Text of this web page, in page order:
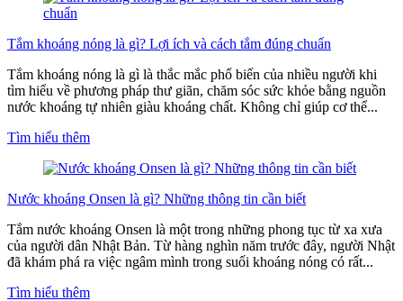
Tắm khoáng nóng là gì? Lợi ích và cách tắm đúng chuẩn
Tắm khoáng nóng là gì là thắc mắc phổ biến của nhiều người khi
tìm hiểu về phương pháp thư giãn, chăm sóc sức khỏe bằng nguồn
nước khoáng tự nhiên giàu khoáng chất. Không chỉ giúp cơ thể...
Tìm hiểu thêm
Nước khoáng Onsen là gì? Những thông tin cần biết
Tắm nước khoáng Onsen là một trong những phong tục từ xa xưa
của người dân Nhật Bản. Từ hàng nghìn năm trước đây, người Nhật
đã khám phá ra việc ngâm mình trong suối khoáng nóng có rất...
Tìm hiểu thêm